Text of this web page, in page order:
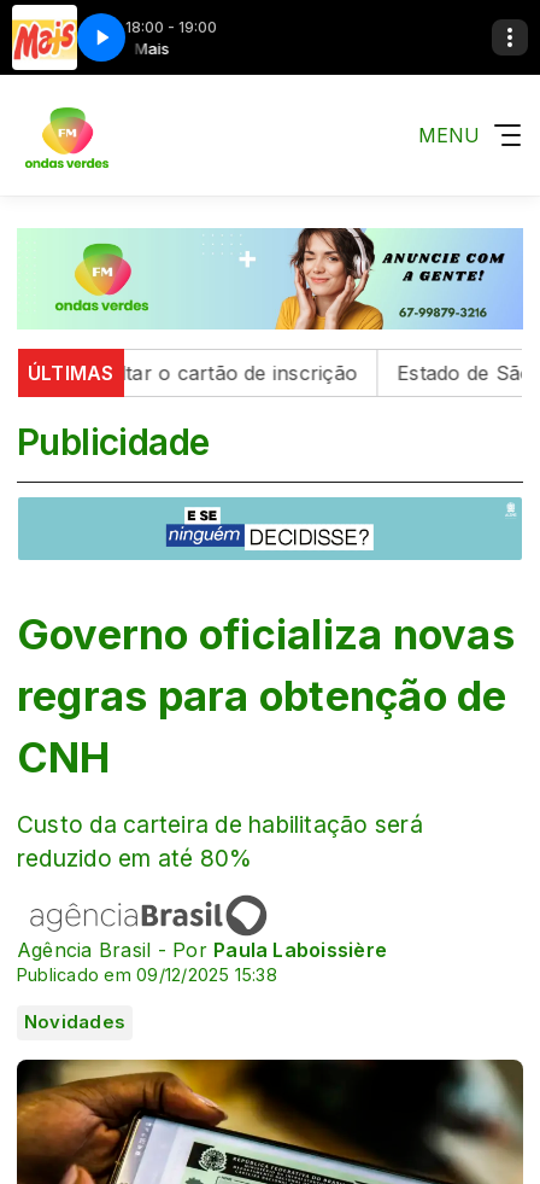
18:00 - 19:00
As 15 Mais Mais
MENU
ÚLTIMASo cartão de inscrição Estado de São Paulo
Publicidade
Governo oficializa novas
regras para obtenção de
CNH
Custo da carteira de habilitação será
reduzido em até 80%
Agência Brasil - Por Paula Laboissière
Publicado em 09/12/2025 15:38
Novidades